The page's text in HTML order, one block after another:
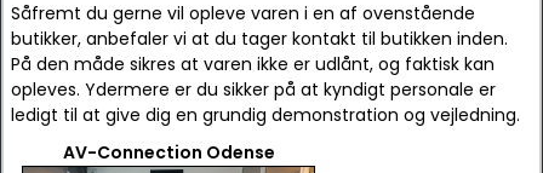
Såfremt du gerne vil opleve varen i en af ovenstående
butikker, anbefaler vi at du tager kontakt til butikken inden.
På den måde sikres at varen ikke er udlånt, og faktisk kan
opleves. Ydermere er du sikker på at kyndigt personale er
ledigt til at give dig en grundig demonstration og vejledning.
AV-Connection Odense